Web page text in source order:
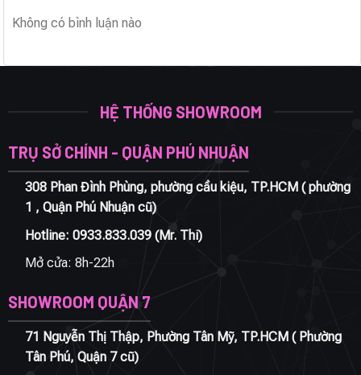
Không có bình luận nào
HỆ THỐNG SHOWROOM
TRỤ SỞ CHÍNH - QUẬN PHÚ NHUẬN
308 Phan Đình Phùng, phường cầu kiệu, TP.HCM ( phường
1 , Quận Phú Nhuận cũ)
Hotline: 0933.833.039(Mr. Thi)
Mở cửa: 8h-22h
SHOWROOM QUẬN 7
71 Nguyễn Thị Thập, Phường Tân Mỹ, TP.HCM ( Phường
Tân Phú, Quận 7 cũ)